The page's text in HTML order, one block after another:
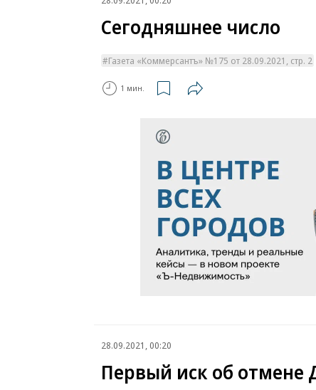
Сегодняшнее число
Газета «Коммерсантъ» №175 от 28.09.2021, стр. 2
1 мин.
28.09.2021, 00:20
Первый иск об отмене